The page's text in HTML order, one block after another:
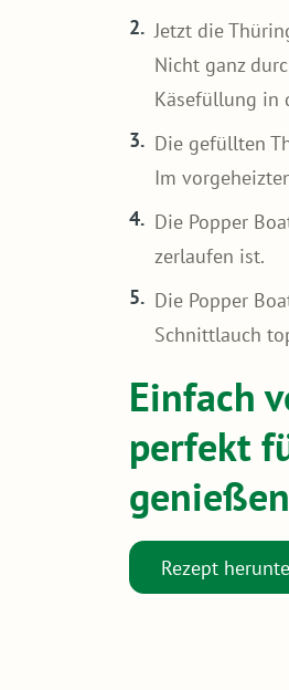
Jetzt die
Nicht ganz
Käsefüllung in
Die gefüllten
Im
Die Popper
zerlaufen ist.
Die Popper
Schnittlauch
Einfach
perfekt
Rezept